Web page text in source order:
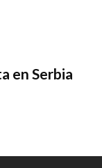
en Serbia